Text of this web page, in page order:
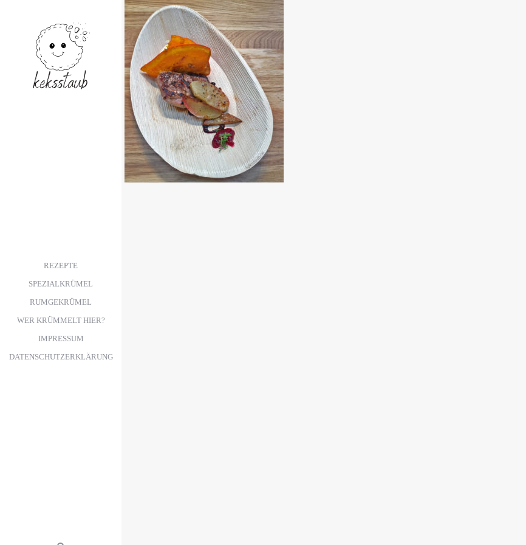
REZEPTE
SPEZIALKRÜMEL
RUMGEKRÜMEL
WER KRÜMMELT HIER?
IMPRESSUM
DATENSCHUTZERKLÄRUNG
{REVIEW} ICH WURDE
AUF DER EAT&STYLE
VERZUCKERT